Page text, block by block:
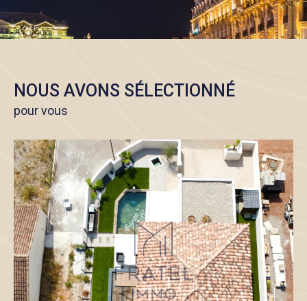
NOUS AVONS SÉLECTIONNÉ
pour vous